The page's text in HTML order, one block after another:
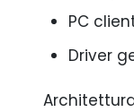
PC
Driver